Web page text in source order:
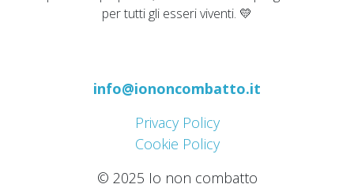
per tutti gli esseri viventi. 💛
info@iononcombatto.it
Privacy Policy
Cookie Policy
© 2025 Io non combatto